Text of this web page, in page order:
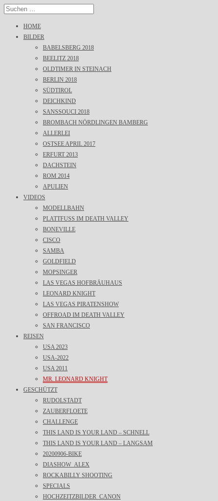
HOME
BILDER
BABELSBERG 2018
BEELITZ 2018
OLDTIMER IN STEINACH
BERLIN 2018
SÜDTIROL
DEICHKIND
SANSSOUCI 2018
BROMBACH NÖRDLINGEN BAMBERG
ALLERLEI
OSTSEE APRIL 2017
ERFURT 2013
DACHSTEIN
ROM 2014
APULIEN
VIDEOS
MODELLBAHN
PLATTFUSS IM DEATH VALLEY
BONEVILLE
CISCO
SAMBA
GOLDFIELD
MOPSINGER
LAS VEGAS HOFBRÄUHAUS
LEONARD KNIGHT
LAS VEGAS PIRATENSHOW
OFFROAD IM DEATH VALLEY
SAN FRANCISCO
REISEN
USA 2023
USA-2022
USA 2011
MR. LEONARD KNIGHT
GESCHÜTZT
RUDOLSTADT
ZAUBERFLOETE
CHALLENGE
THIS LAND IS YOUR LAND – SCHNELL
THIS LAND IS YOUR LAND – LANGSAM
20200906-BIKE
DIASHOW_ALEX
ROCKABILLY SHOOTING
SPECIALS
HOCHZEITZBILDER_CANON